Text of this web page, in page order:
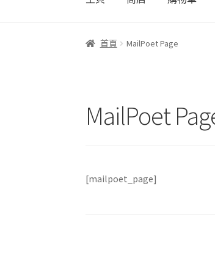
首頁商店 我的帳號
首頁 MailPoet Page
MailPoet
[mailpoet_page]